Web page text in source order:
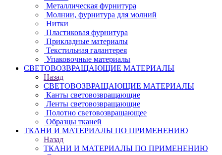
Металлическая фурнитура
Молнии, фурнитура для молний
Нитки
Пластиковая фурнитура
Прикладные материалы
Текстильная галантерея
Упаковочные материалы
СВЕТОВОЗВРАЩАЮЩИЕ МАТЕРИАЛЫ
Назад
СВЕТОВОЗВРАЩАЮЩИЕ МАТЕРИАЛЫ
Канты световозвращающие
Ленты световозвращающие
Полотно световозвращающее
Образцы тканей
ТКАНИ И МАТЕРИАЛЫ ПО ПРИМЕНЕНИЮ
Назад
ТКАНИ И МАТЕРИАЛЫ ПО ПРИМЕНЕНИЮ